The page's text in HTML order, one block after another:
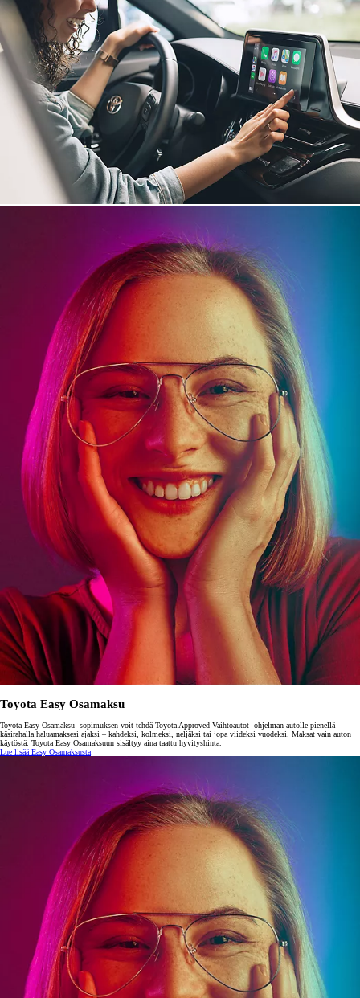
Toyota Easy Osamaksu
Toyota Easy Osamaksu -sopimuksen voit tehdä Toyota Approved Vaihtoautot -ohjelman autolle pienellä
käsirahalla haluamaksesi ajaksi – kahdeksi, kolmeksi, neljäksi tai jopa viideksi vuodeksi. Maksat vain auton
käytöstä. Toyota Easy Osamaksuun sisältyy aina taattu hyvityshinta.
Lue lisää Easy Osamaksusta